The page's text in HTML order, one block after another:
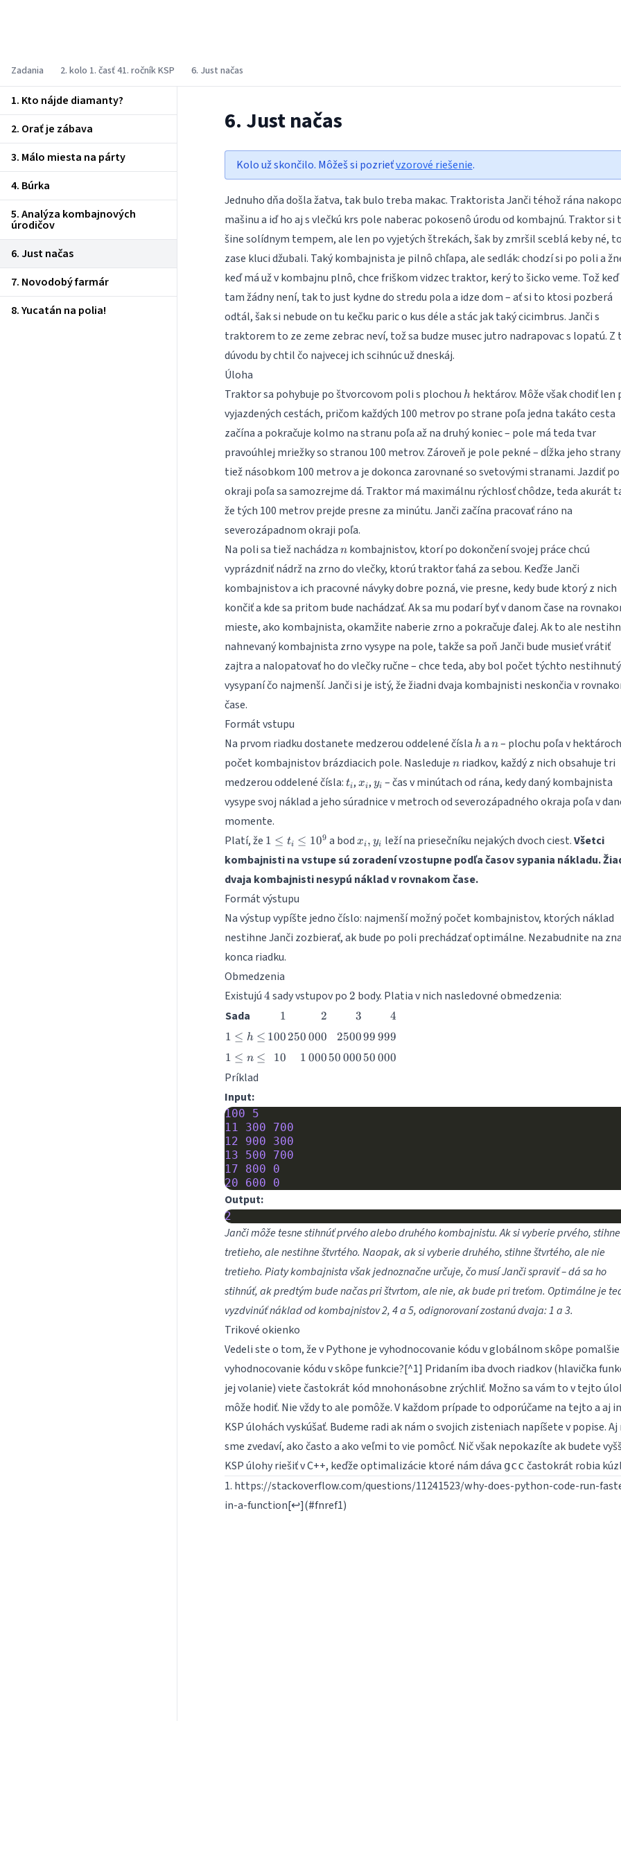
Zadania 2. kolo 1. časť 41. ročník KSP 6. Just načas
1. Kto nájde diamanty?
2. Orať je zábava
3. Málo miesta na párty
4. Búrka
5. Analýza kombajnových
úrodičov
6. Just načas
7. Novodobý farmár
8. Yucatán na polia!
6. Just načas
Kolo už skončilo. Môžeš si pozrieťvzorové riešenie.
Jednuho dňa došla žatva, tak bulo treba makac. Traktorista Janči téhož rána
mašinu a iď ho aj s vlečkú krs pole naberac pokosenô úrodu od kombajnú. Traktor si
šine solídnym tempem, ale len po vyjetých štrekách, šak by zmršil sceblá keby né,
zase kluci džubali. Taký kombajnista je pilnô chľapa, ale sedlák: chodzí si po poli a
keď má už v kombajnu plnô, chce friškom vidzec traktor, kerý to šicko veme. Tož keď
tam žádny není, tak to just kydne do stredu pola a idze dom – ať si to ktosi pozberá
odtál, šak si nebude on tu kečku paric o kus déle a stác jak taký cicimbrus. Janči s
traktorem to ze zeme zebrac neví, tož sa budze musec jutro nadrapovac s lopatú. Z
dúvodu by chtil čo najvecej ich scihnúc už dneskáj.
Úloha
Traktor sa pohybuje po štvorcovom poli s plochou h
hhektárov. Môže však chodiť len
vyjazdených cestách, pričom každých 100 metrov po strane poľa jedna takáto cesta
začína a pokračuje kolmo na stranu poľa až na druhý koniec – pole má teda tvar
pravoúhlej mriežky so stranou 100 metrov. Zároveň je pole pekné – dĺžka jeho
tiež násobkom 100 metrov a je dokonca zarovnané so svetovými stranami. Jazdiť po
okraji poľa sa samozrejme dá. Traktor má maximálnu rýchlosť chôdze, teda akurát
že tých 100 metrov prejde presne za minútu. Janči začína pracovať ráno na
severozápadnom okraji poľa.
Na poli sa tiež nachádza n
nkombajnistov, ktorí po dokončení svojej práce chcú
vyprázdniť nádrž na zrno do vlečky, ktorú traktor ťahá za sebou. Keďže Janči
kombajnistov a ich pracovné návyky dobre pozná, vie presne, kedy bude ktorý z nich
končiť a kde sa pritom bude nachádzať. Ak sa mu podarí byť v danom čase na
mieste, ako kombajnista, okamžite naberie zrno a pokračuje ďalej. Ak to ale
nahnevaný kombajnista zrno vysype na pole, takže sa poň Janči bude musieť vrátiť
zajtra a nalopatovať ho do vlečky ručne – chce teda, aby bol počet týchto
vysypaní čo najmenší. Janči si je istý, že žiadni dvaja kombajnisti neskončia v
čase.
Formát vstupu
Na prvom riadku dostanete medzerou oddelené čísla h
ha n
n– plochu poľa v
počet kombajnistov brázdiacich pole. Nasleduje n
nriadkov, každý z nich obsahuje tri
medzerou oddelené čísla: t_i
ti , x_i
xi , y_i
yi – čas v minútach od rána, kedy daný kombajnista
vysype svoj náklad a jeho súradnice v metroch od severozápadného okraja poľa v
momente.
Platí, že 1
t_i
\leq
10^9
1 ≤ ti ≤ 109 a bodx_i,
xi, yi leží na priesečníku nejakých dvoch ciest.Všetci
kombajnisti na vstupe sú zoradení vzostupne podľa časov sypania nákladu.
dvaja kombajnisti nesypú náklad v rovnakom čase.
Formát výstupu
Na výstup vypíšte jedno číslo: najmenší možný počet kombajnistov, ktorých náklad
nestihne Janči zozbierať, ak bude po poli prechádzať optimálne. Nezabudnite na
konca riadku.
Obmedzenia
Existujú 4
4 sady vstupov po 2
2 body. Platia v nich nasledovné obmedzenia:
Sada
1
1 2
2 3
3 4
4
1
h
\leq
1 ≤ h ≤ 100
100 250\,000
250 000 2500
250099\,999
99 999
1
n
\leq
1 ≤ n ≤ 10
10 1\,000
1 000 50\,000
50 000 50\,000
50 000
Príklad
Input:
100
5
11
300
700
12
900
300
13
500
700
17
800
0
20
600 0
Output:
2
Janči môže tesne stihnúť prvého alebo druhého kombajnistu. Ak si vyberie prvého,
tretieho, ale nestihne štvrtého. Naopak, ak si vyberie druhého, stihne štvrtého, ale nie
tretieho. Piaty kombajnista však jednoznačne určuje, čo musí Janči spraviť – dá sa ho
stihnúť, ak predtým bude načas pri štvrtom, ale nie, ak bude pri treťom. Optimálne je
vyzdvinúť náklad od kombajnistov 2, 4 a 5, odignorovaní zostanú dvaja: 1 a 3.
Trikové okienko
Vedeli ste o tom, že v Pythone je vyhodnocovanie kódu v globálnom skôpe pomalšie
vyhodnocovanie kódu v skôpe funkcie?[^1] Pridaním iba dvoch riadkov (hlavička
jej volanie) viete častokrát kód mnohonásobne zrýchliť. Možno sa vám to v tejto
môže hodiť. Nie vždy to ale pomôže. V každom prípade to odporúčame na tejto a aj
KSP úlohách vyskúšať. Budeme radi ak nám o svojich zisteniach napíšete v popise. Aj
sme zvedaví, ako často a ako veľmi to vie pomôcť. Nič však nepokazíte ak budete
KSP úlohy riešiť v C++, keďže optimalizácie ktoré nám dáva gcc častokrát robia
1. https://stackoverflow.com/questions/11241523/why-does-python-code-run-
in-a-function[↩︎](#fnref1)